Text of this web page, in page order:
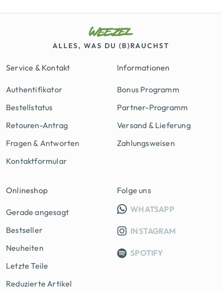
ALLES, WAS DU (B)RAUCHST
Service & Kontakt
Authentifikator
Bestellstatus
Retouren-Antrag
Fragen & Antworten
Kontaktformular
Informationen
Bonus Programm
Partner-Programm
Versand & Lieferung
Zahlungsweisen
Onlineshop
Gerade angesagt
Bestseller
Neuheiten
Letzte Teile
Reduzierte Artikel
Folge uns
WHATSAPPINFO
INSTAGRAM
SPOTIFY